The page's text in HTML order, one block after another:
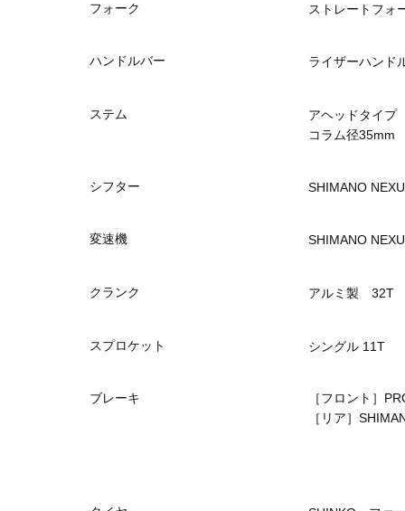
フォーク ストレートフォ
ハンドルバー ライザーハンド
ステム
アヘッドタイ
コラム径35mm
シフター SHIMANO
変速機 SHIMANO
クランク アルミ製 32T
スプロケット シングル 11T
ブレーキ
［フロント］
［リア］